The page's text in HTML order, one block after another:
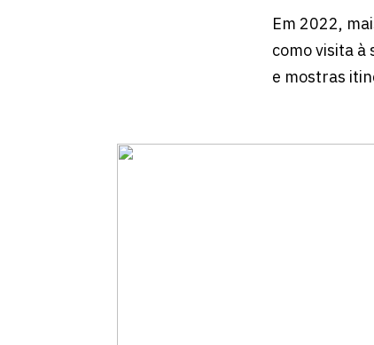
Em 2022,
como visita à
e mostras